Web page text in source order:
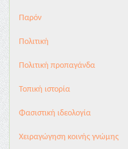
Παρόν
Πολιτική
Πολιτική προπαγάνδα
Τοπική ιστορία
Φασιστική ιδεολογία
Χειραγώγηση κοινής γνώμης